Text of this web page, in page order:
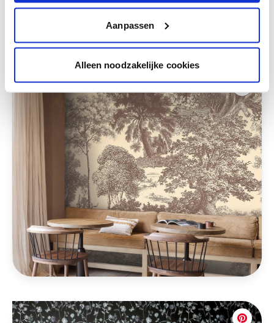
Aanpassen
Alleen noodzakelijke cookies
Deze stijlen zijn misschien ook iets voor jou